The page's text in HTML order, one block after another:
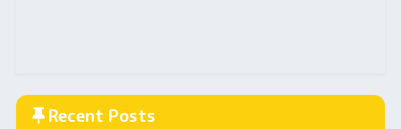
Recent Posts